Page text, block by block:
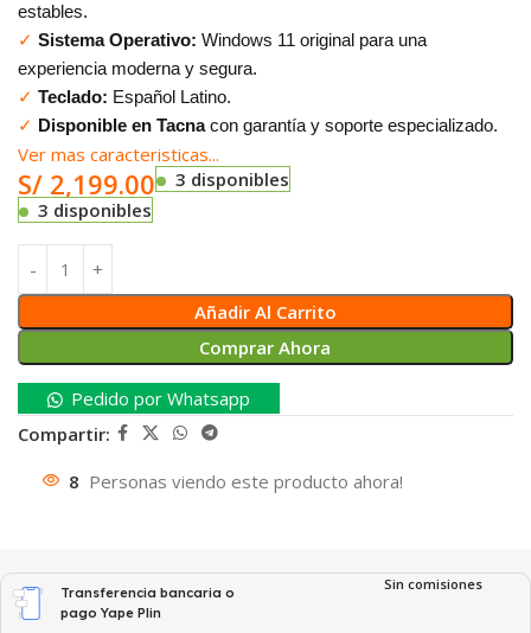
estables.
✓ Sistema Operativo: Windows 11 original para una
experiencia moderna y segura.
✓ Teclado: Español Latino.
✓ Disponible en Tacnacon garantía y soporte especializado.
Ver mas caracteristicas...
S/ 2,199.00
3 disponibles
3 disponibles
Añadir Al Carrito
Comprar Ahora
Pedido por Whatsapp
Compartir:
8 Personas viendo este producto ahora!
Transferencia bancaria o
pago Yape Plin
Sin comisiones